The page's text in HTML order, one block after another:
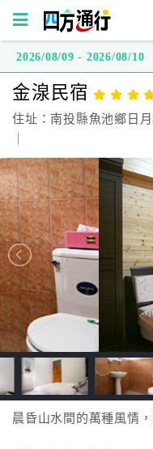
方
通
訂
房
台
灣
房
直
接
跟
飯
店
2026/08/09 - 2026/08/10
金湶民宿
住址：南投縣魚池鄉日
晨昏山水間的萬種風情